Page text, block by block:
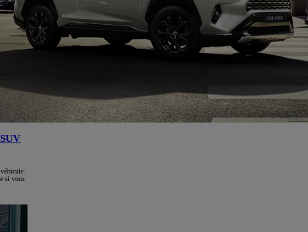
SUV
si vous